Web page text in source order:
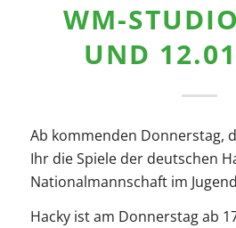
WM-
UND
Ab kommenden Donnerstag,
Ihr die Spiele der deutschen
Nationalmannschaft im
Hacky ist am Donnerstag ab